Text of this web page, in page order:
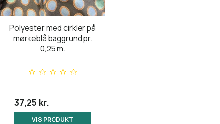
Polyester med cirkler på
mørkeblå baggrund pr.
0,25 m.
37,25 kr.
VIS PRODUKT